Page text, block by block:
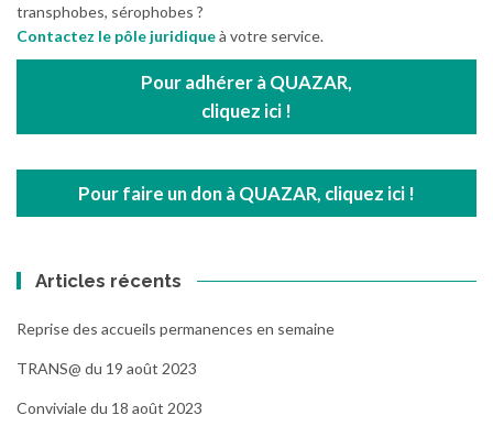
transphobes, sérophobes ?
Contactez le pôle juridiqueà votre service.
Pour adhérer à QUAZAR,
cliquez ici !
Pour faire un don à QUAZAR, cliquez ici !
Articles récents
Reprise des accueils permanences en semaine
TRANS@ du 19 août 2023
Conviviale du 18 août 2023